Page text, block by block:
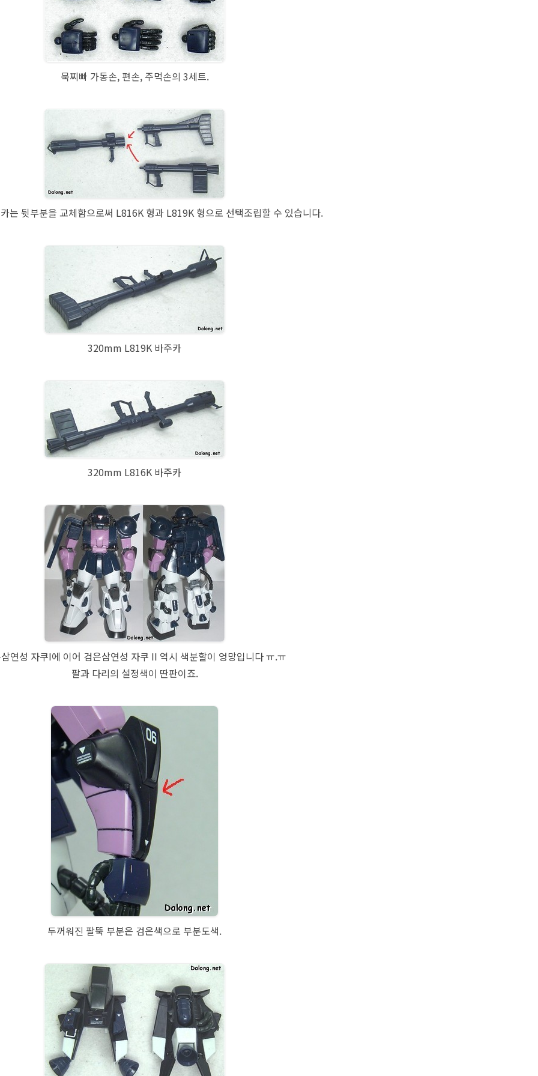
묵찌빠 가동손, 편손, 주먹손의 3세트.
는 뒷부분을 교체함으로써 L816K 형과 L819K 형으로 선택조립할 수 있습니다.
320mm L819K 바주카
320mm L816K 바주카
연성 자쿠I에 이어 검은삼연성 자쿠 II 역시 색분할이 엉망입니다 ㅠ.ㅠ
팔과 다리의 설정색이 딴판이죠.
두꺼워진 팔뚝 부분은 검은색으로 부분도색.